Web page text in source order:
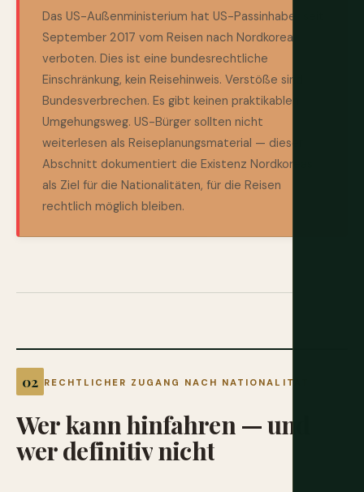
Das US-Außenministerium hat US-Passinhaber seit
September 2017 vom Reisen nach Nordkorea
verboten. Dies ist eine bundesrechtliche
Einschränkung, kein Reisehinweis. Verstöße sind
Bundesverbrechen. Es gibt keinen praktikablen
Umgehungsweg. US-Bürger sollten nicht
weiterlesen als Reiseplanungsmaterial — dieser
Abschnitt dokumentiert die Existenz Nordkoreas
als Ziel für die Nationalitäten, für die Reisen
rechtlich möglich bleiben.
RECHTLICHER ZUGANG NACH NATIONALITÄT
Werkannhinfahren —und
werdefinitivnicht